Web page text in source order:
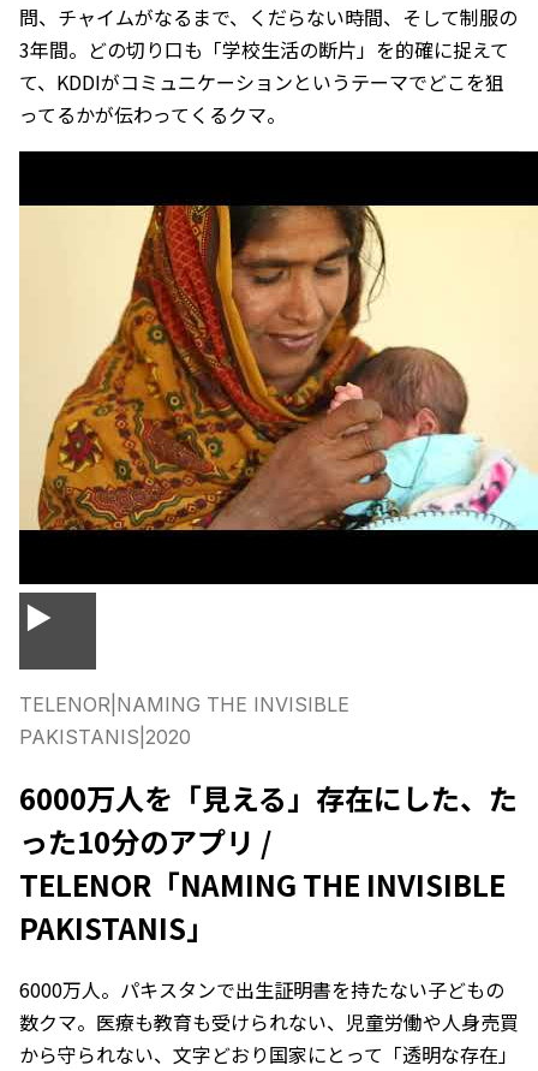
問、チャイムがなるまで、くだらない時間、そして制服の
3年間。どの切り口も「学校生活の断片」を的確に捉えて
て、KDDIがコミュニケーションというテーマでどこを狙
ってるかが伝わってくるクマ。
▶
TELENOR NAMING THE INVISIBLE
PAKISTANIS 2020
6000万人を「見える」存在にした、た
った10分のアプリ /
TELENOR「NAMING THE INVISIBLE
PAKISTANIS」
6000万人。パキスタンで出生証明書を持たない子どもの
数クマ。医療も教育も受けられない、児童労働や人身売買
から守られない、文字どおり国家にとって「透明な存在」